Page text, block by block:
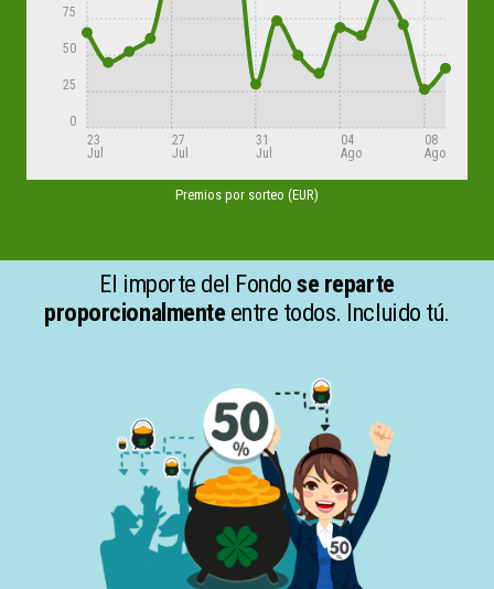
23
Jul
27
Jul
31
Jul
04
Ago
08
Ago
0
25
50
75
Premios por sorteo (EUR)
El importe del Fondose reparte
proporcionalmente entre todos. Incluido tú.